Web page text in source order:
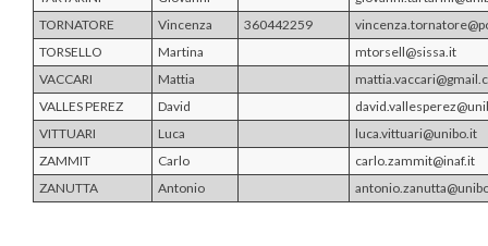
TORNATORE
Vincenza 360442259
TORSELLO
Martina
mtorsell@sissa.it
VACCARI
Mattia
VALLES PEREZ
David
VITTUARI
Luca
luca.vittuari@unibo.it
ZAMMIT
Carlo
carlo.zammit@inaf.it
ZANUTTA
Antonio